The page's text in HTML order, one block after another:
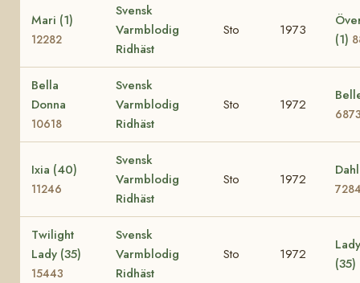
Mari (1)
12282
Svensk
Varmblodig
Ridhäst
Sto 1973
(1)
Bella
Donna
10618
Svensk
Varmblodig
Ridhäst
Sto 1972
Ixia (40)
11246
Svensk
Varmblodig
Ridhäst
Sto 1972
Twilight
Lady (35)
15443
Svensk
Varmblodig
Ridhäst
Sto 1972
(35)